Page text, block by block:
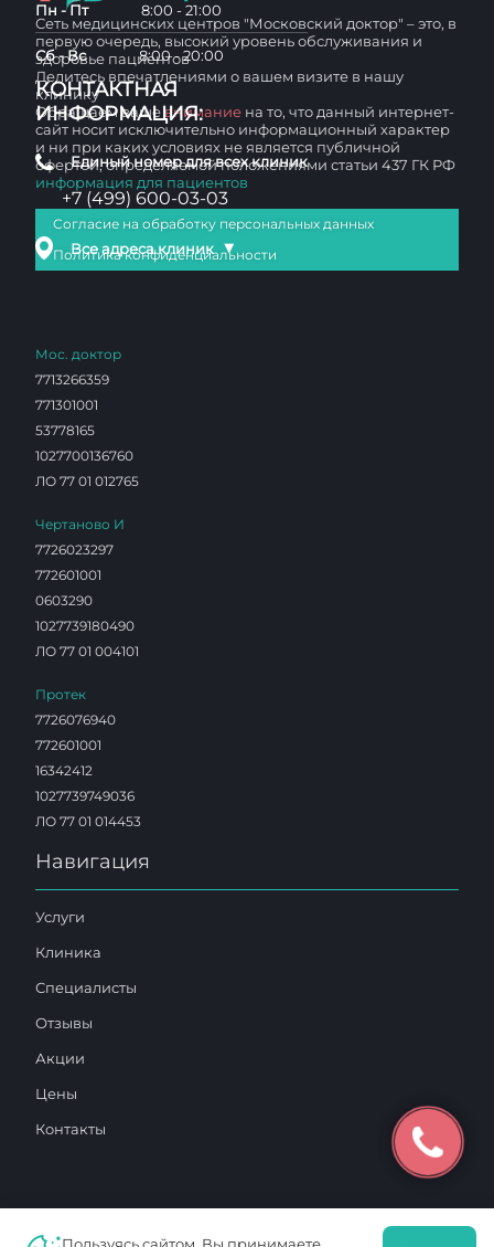
Пн - Пт 8:00 - 21:00
Сб - Вс 8:00 - 20:00
КОНТАКТНАЯ
ИНФОРМАЦИЯ:
Единый номер для всех клиник
+7 (499) 600-03-03
Все адреса клиник ▼
Сеть медицинских центров "Московский доктор" – это, в
первую очередь, высокий уровень обслуживания и
здоровье пациентов
Делитесь впечатлениями о вашем визите в нашу
клинику
Обращаем вашевнимание на то, что данный интернет-
сайт носит исключительно информационный характер
и ни при каких условиях не является публичной
офертой, определяемой положениями статьи 437 ГК РФ
информация для пациентов
Согласие на обработку персональных данных
Политика конфиденциальности
Мос. доктор
7713266359
771301001
53778165
1027700136760
ЛО 77 01 012765
Чертаново И
7726023297
772601001
0603290
1027739180490
ЛО 77 01 004101
Протек
7726076940
772601001
16342412
1027739749036
ЛО 77 01 014453
Навигация
Услуги
Клиника
Специалисты
Отзывы
Акции
Цены
Контакты